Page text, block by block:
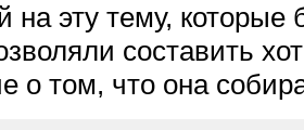
на эту тему,
составить
о том, что она